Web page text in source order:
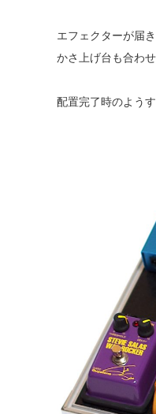
エフェクターが届
かさ上げ台も合わ
配置完了時のようす